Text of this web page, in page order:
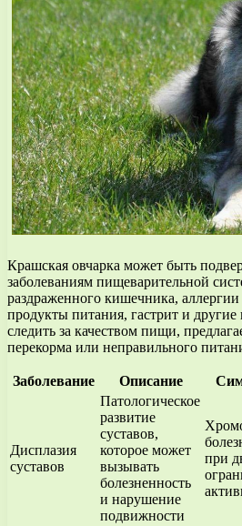
Крашская овчарка может быть
заболеваниям пищеварительной
раздраженного кишечника,
продукты питания, гастрит и
следить за качеством пищи,
перекорма или неправильного
Заболевание Описание
Дисплазия
суставов
Патологическое
развитие
суставов,
которое может
вызывать
болезненность
и нарушение
подвижности
при